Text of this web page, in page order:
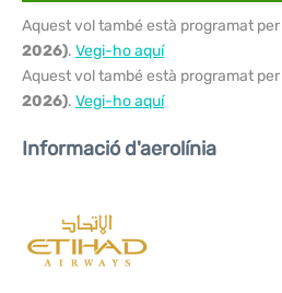
Aquest vol també està programat per
2026). Vegi-ho aquí
Aquest vol també està programat per
2026). Vegi-ho aquí
Informació d'aerolínia